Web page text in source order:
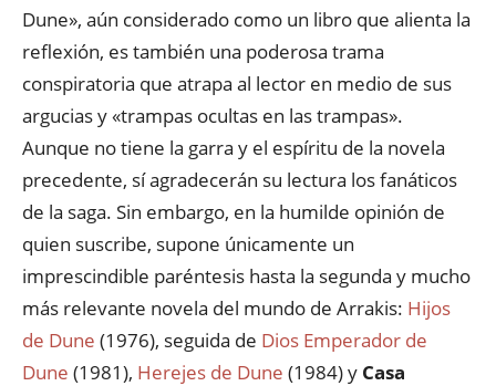
Dune», aún considerado como un libro que alienta la
reflexión, es también una poderosa trama
conspiratoria que atrapa al lector en medio de sus
argucias y «trampas ocultas en las trampas».
Aunque no tiene la garra y el espíritu de la novela
precedente, sí agradecerán su lectura los fanáticos
de la saga. Sin embargo, en la humilde opinión de
quien suscribe, supone únicamente un
imprescindible paréntesis hasta la segunda y mucho
más relevante novela del mundo de Arrakis: Hijos
de Dune (1976), seguida de Dios Emperador de
Dune (1981), Herejes de Dune (1984) y Casa